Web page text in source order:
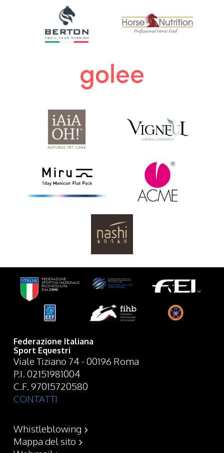
Federazione Italiana
Sport Equestri
Viale Tiziano 74 - 00196 Roma
P.I. 02151981004
C.F. 97015720580
CONTATTI
Whistleblowing
Mappa del sito